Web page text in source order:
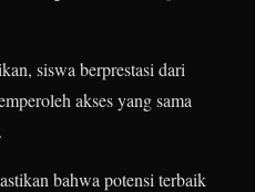
siswa berprestasi dari
akses yang sama
bahwa potensi terbaik